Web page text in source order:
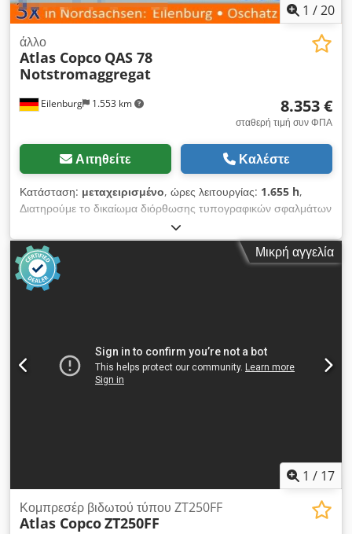
1 /20
Eilenburg 1.553 km
άλλο
Atlas Copco QAS 78
Notstromaggregat
8.353 €
σταθερή τιμή συν ΦΠΑ
Αιτηθείτε Καλέστε
Κατάσταση: μεταχειρισμένο, ώρες λειτουργίας: 1.655 h,
Διατηρούμε το δικαίωμα διόρθωσης τυπογραφικών σφαλμάτων
και τροποποίησης των τιμών. Εσωτερικός κωδικός: 1433.
Κινητήρας PERKINS. Dksdszp Avkepfx Am Djr Το όχημα δεν
έχει υποστεί καμία επεξεργασία. Δυνατότητα παράδοσης σε
όλη τη χώρα με επιπλέον χρέωση. Διατηρούμε το δικαίωμα
διόρθωσης τυπογραφικών σφαλμάτων και τροποποίησης των
Έχετε επιπλέον ερωτήσεις; Είμαστε στη διάθεσή σας για να
σας παρέχουμε συμβουλές!
Μικρή αγγελία
1 / 17
Κομπρεσέρ βιδωτού τύπου ZT250FF
Atlas CopcoZT250FF